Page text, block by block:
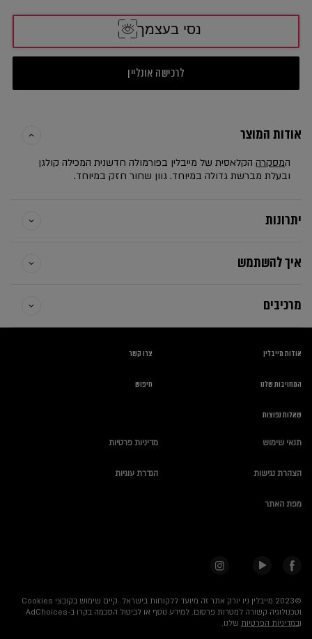
נסי בעצמך
לרכישה אונליין
אודות המוצר
המסקרה הקלאסית של מייבלין בפורמולה חדשנית המכילה קולגן
ובעלת מברשת גדולה במיוחד. גוון שחור חזק במיוחד.
יתרונות
איך להשתמש
מרכיבים
אודות מייבלין
המחויבות שלנו
שאלות נפוצות
צרו קשר
חיפוש
תנאי שימוש מדיניות פרטיות
הצהרת נגישות הגדרת עוגיות
מפת האתר
©2023 מייבלין ניו יורק אתר זה מיועד ללקוחות בישראל.
קיים שימוש בקובצי Cookies
וטכנולוגיה קשורה למטרות פרסום. למידע נוסף או לביטול הסכמה בקרו ב-AdChoices
ובמדיניות הפרטיות שלנו.